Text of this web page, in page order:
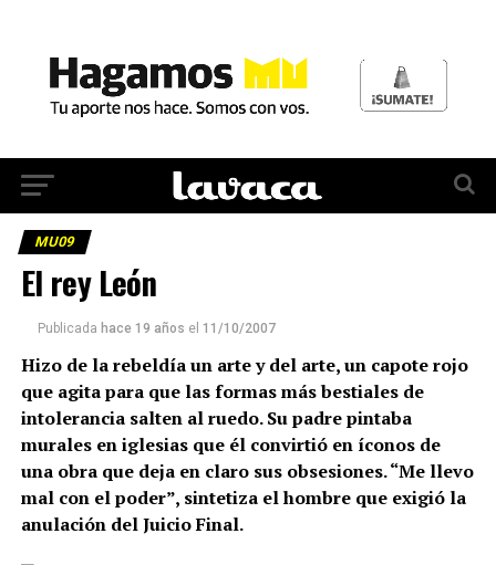
MU09
El rey León
Publicada hace 19 años el 11/10/2007
Hizo de la rebeldía un arte y del arte, un capote rojo
que agita para que las formas más bestiales de
intolerancia salten al ruedo. Su padre pintaba
murales en iglesias que él convirtió en íconos de
una obra que deja en claro sus obsesiones. “Me llevo
mal con el poder”, sintetiza el hombre que exigió la
anulación del Juicio Final.